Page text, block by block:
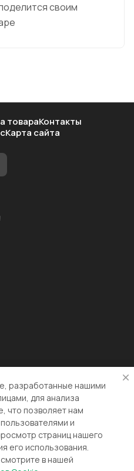
своим
товараКонтакты
Карта сайта
разработанные нашими
для анализа
что позволяет нам
и
страниц нашего
его использования.
в нашей